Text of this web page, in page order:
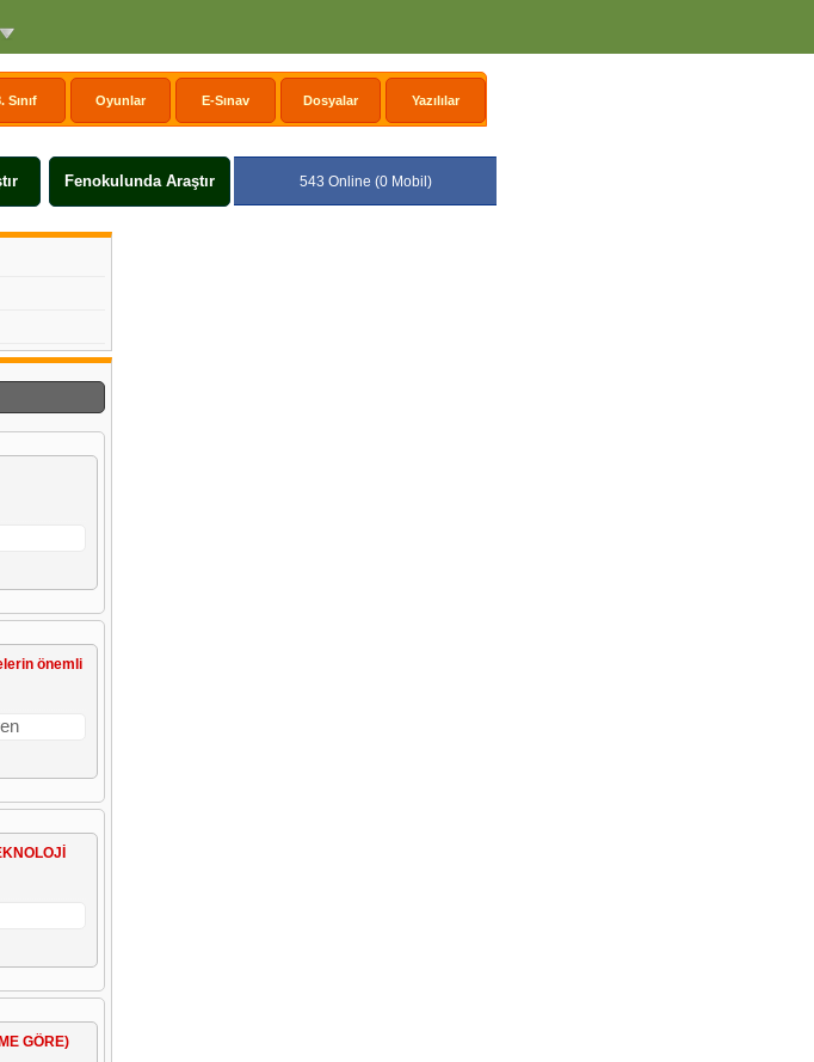
Sınıf Oyunlar E-Sınav Dosyalar Yazılılar
Fenokulunda Araştır 543 Online (0 Mobil)
önemli
GÖRE)